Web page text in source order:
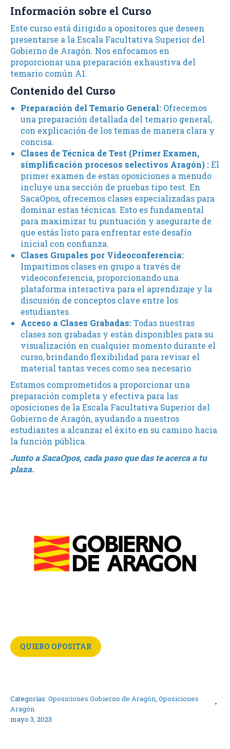
Información sobre el Curso
Este curso está dirigido a opositores que deseen
presentarse a la Escala Facultativa Superior del
Gobierno de Aragón. Nos enfocamos en
proporcionar una preparación exhaustiva del
temario común A1.
Contenido del Curso
Preparación del Temario General: Ofrecemos
una preparación detallada del temario general,
con explicación de los temas de manera clara y
concisa.
Clases de Técnica de Test (Primer Examen,
simplificación procesos selectivos Aragón) :El
primer examen de estas oposiciones a menudo
incluye una sección de pruebas tipo test. En
SacaOpos, ofrecemos clases especializadas para
dominar estas técnicas. Esto es fundamental
para maximizar tu puntuación y asegurarte de
que estás listo para enfrentar este desafío
inicial con confianza.
Clases Grupales por Videoconferencia:
Impartimos clases en grupo a través de
videoconferencia, proporcionando una
plataforma interactiva para el aprendizaje y la
discusión de conceptos clave entre los
estudiantes.
Acceso a Clases Grabadas:Todas nuestras
clases son grabadas y están disponibles para su
visualización en cualquier momento durante el
curso, brindando flexibilidad para revisar el
material tantas veces como sea necesario.
Estamos comprometidos a proporcionar una
preparación completa y efectiva para las
oposiciones de la Escala Facultativa Superior del
Gobierno de Aragón, ayudando a nuestros
estudiantes a alcanzar el éxito en su camino hacia
la función pública.
Junto a SacaOpos, cada paso que das te acerca a tu
plaza.
QUIERO OPOSITAR
Categorías: Oposiciones Gobierno de Aragón, Oposiciones
Aragón
mayo 3, 2023